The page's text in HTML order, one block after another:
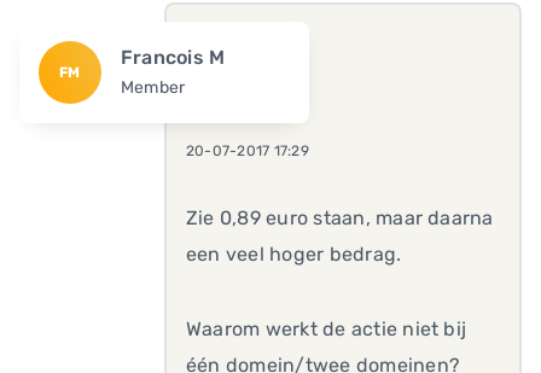
FM
Francois M
Member
20-07-2017 17:29
Zie 0,89 euro staan, maar daarna
een veel hoger bedrag.
Waarom werkt de actie niet bij
één domein/twee domeinen?